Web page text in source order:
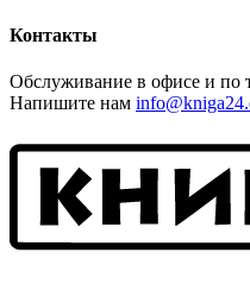
Контакты
Обслуживание в офисе и по
Напишите нам